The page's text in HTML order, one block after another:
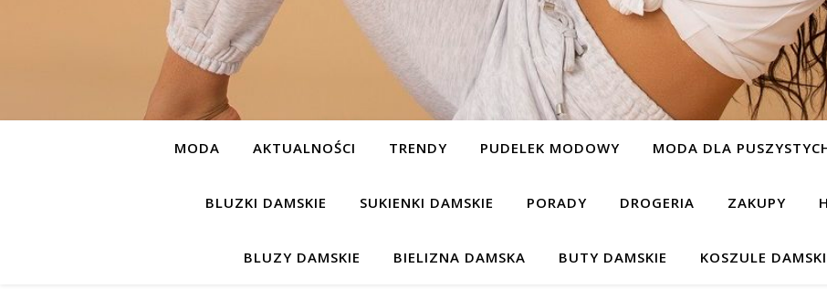
MODA AKTUALNOŚCI TRENDY PUDELEK MODOWY MODA DLA
BLUZKI DAMSKIE SUKIENKI DAMSKIE PORADY DROGERIA ZAKUPY
BLUZY DAMSKIE BIELIZNA DAMSKA BUTY DAMSKIE KOSZULE